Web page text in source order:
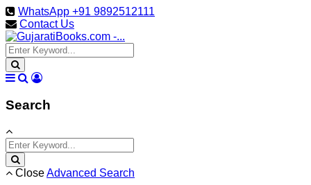
WhatsApp +91 9892512111
Contact Us
Search
CloseAdvanced Search